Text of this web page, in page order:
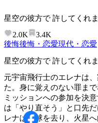
星空の彼方で 許してくれ
2.0K
3.4K
後悔後悔・恋愛現代・恋愛
星空の彼方で 許してくれ
元宇宙飛行士のエレナは
た。身に覚えのない罪ま
ミッションへの参加を決
は「やり直そう」と口先
レナは地球を去り、火星